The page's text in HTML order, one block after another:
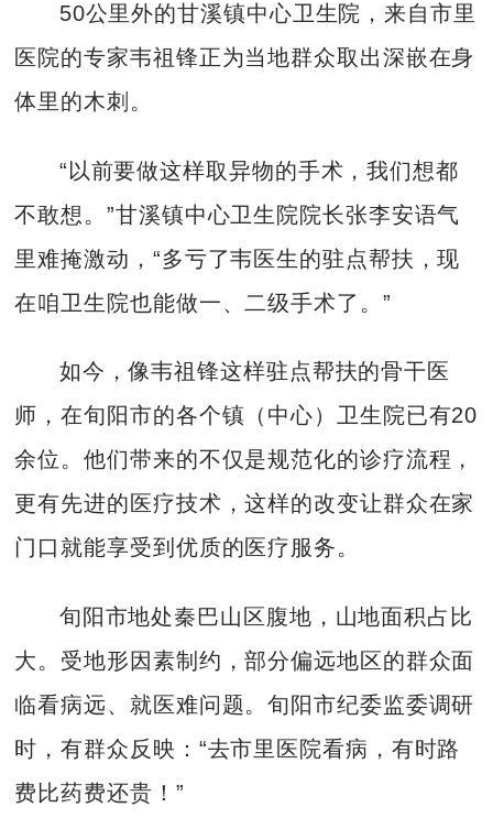
50公里外的甘溪镇中心卫生院，来自市里
医院的专家韦祖锋正为当地群众取出深嵌在身
体里的木刺。
“以前要做这样取异物的手术，我们想都
不敢想。”甘溪镇中心卫生院院长张李安语气
里难掩激动，“多亏了韦医生的驻点帮扶，现
在咱卫生院也能做一、二级手术了。”
如今，像韦祖锋这样驻点帮扶的骨干医
师，在旬阳市的各个镇（中心）卫生院已有20
余位。他们带来的不仅是规范化的诊疗流程，
更有先进的医疗技术，这样的改变让群众在家
门口就能享受到优质的医疗服务。
旬阳市地处秦巴山区腹地，山地面积占比
大。受地形因素制约，部分偏远地区的群众面
临看病远、就医难问题。旬阳市纪委监委调研
时，有群众反映：“去市里医院看病，有时路
费比药费还贵！”